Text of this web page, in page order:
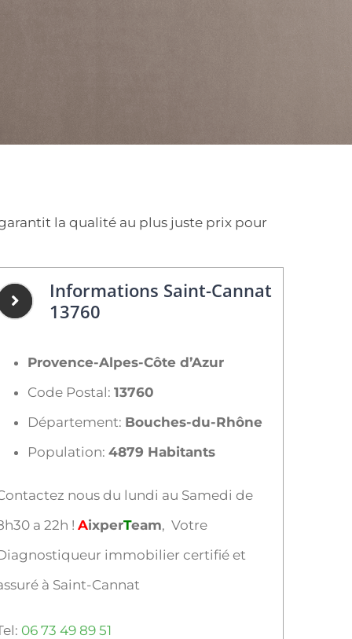
la qualité au plus juste prix pour
Informations Saint-Cannat
13760
Provence-Alpes-Côte d’Azur
Code Postal:13760
Département: Bouches-du-Rhône
Population:4879 Habitants
nous du lundi au Samedi de
a 22h !AixperTeam, Votre
immobilier certifié et
à Saint-Cannat
06 73 49 89 51